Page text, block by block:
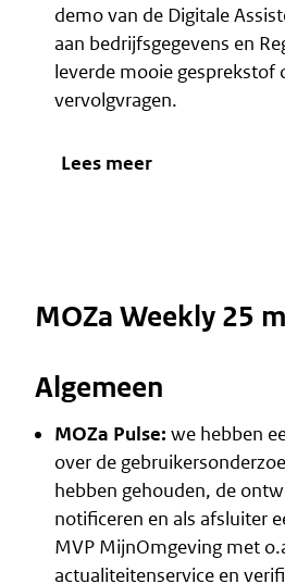
demo van de Digitale
aan bedrijfsgegevens en
leverde mooie gesprekstof
vervolgvragen.
Lees meer
MOZa Weekly 25
Algemeen
MOZa Pulse: we hebben
over de
hebben gehouden, de
notificeren en als afsluiter
MVP MijnOmgeving met
actualiteitenservice en